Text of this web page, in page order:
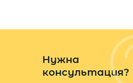
Нужна
консультация?